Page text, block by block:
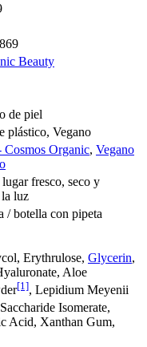
Beauty
de piel
plástico, Vegano
Organic, Vegano
fresco, seco y
luz
/ botella con pipeta
Erythrulose, Glycerin,
Aloe
[1], Lepidium Meyenii
Isomerate,
Acid, Xanthan Gum,